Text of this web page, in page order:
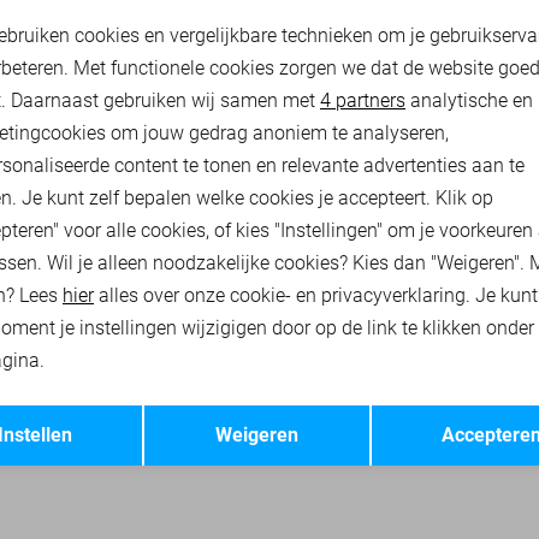
22,50 29,99
PME LEGEND T-SHIRTS PME LEGEND POLO`S
cookies
cookies Marketing cookies
Opslaan
cookies en vergelijkbare technieken om je
Met functionele cookies zorgen we dat de website goed
Daarnaast gebruiken wij samen met 4 partners analytische en
om jouw gedrag anoniem te analyseren,
content te tonen en relevante advertenties aan te
Je kunt zelf bepalen welke cookies je accepteert. Klik op
voor alle cookies, of kies "Instellingen" om je voorkeuren
Wil je alleen noodzakelijke cookies? Kies dan "Weigeren".
Lees hieralles over onze cookie- en privacyverklaring. Je
je instellingen wijzigigen door op de link te klikken onder
Weigeren